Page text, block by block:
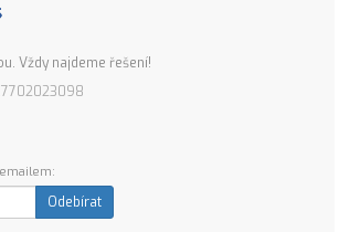
Vždy najdeme řešení!
Odebírat